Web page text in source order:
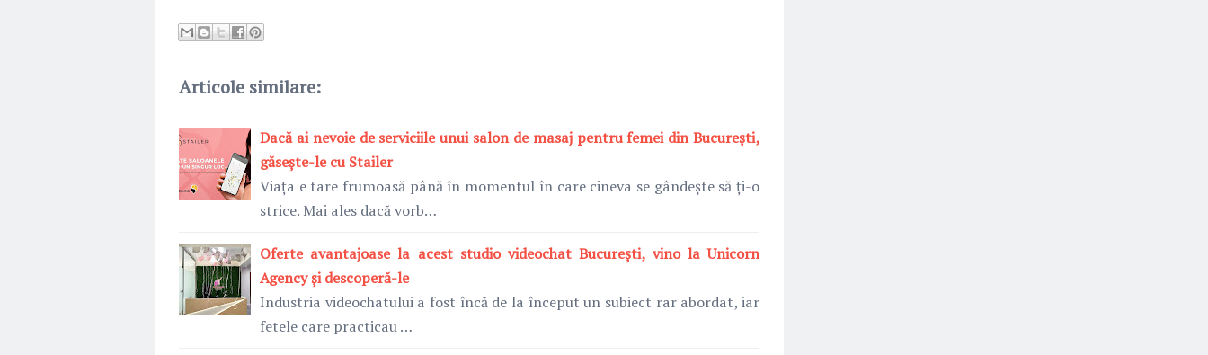
Articole similare:
Dacă ai nevoie de serviciile unui salon de masaj pentru femei din București,
găsește-le cu Stailer
Viața e tare frumoasă până în momentul în care cineva se gândește să ți-o
strice. Mai ales dacă vorb…
Oferte avantajoase la acest studio videochat București, vino la Unicorn
Agency și descoperă-le
Industria videochatului a fost încă de la început un subiect rar abordat, iar
fetele care practicau …